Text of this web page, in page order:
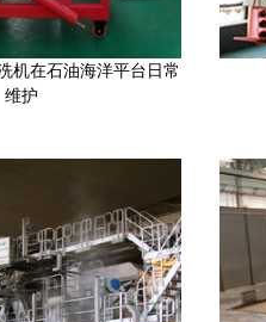
机在石油海洋平台日常
维护